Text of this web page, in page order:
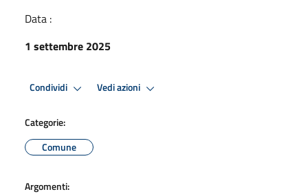
Data :
1 settembre 2025
Condividi Vedi azioni
Categorie:
Comune
Argomenti: